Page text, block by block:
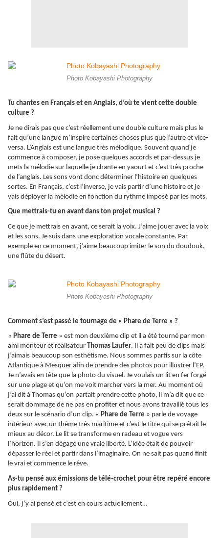
Photo Kobayashi Photography
Tu chantes en Français et en Anglais, d’où te vient cette double
culture ?
Je ne dirais pas que c’est réellement une double culture mais plus le
fait qu’une langue m’inspire certaines choses plus que l’autre et vice-
versa. L’Anglais est une langue très mélodique. Souvent quand je
commence à composer, je pose quelques accords et par-dessus je
mets la mélodie sur laquelle je chante en yaourt et c’est très proche
de l’anglais. Les sons vont donc déterminer l’histoire en quelques
sortes. En Français, c’est l’inverse, je vais partir d’une histoire et je
vais déployer la mélodie en fonction du rythme imposé par les mots.
Que mettrais-tu en avant dans ton projet musical ?
Ce que je mettrais en avant, ce serait la voix. J’aime jouer avec la voix
et les sons. Je suis dans une exploration vocale constante. Par
exemple en ce moment, j’aime beaucoup imiter le son du doudouk,
une flûte du désert.
Photo Kobayashi Photography
Comment s’est passé le tournage de « Phare de Terre » ?
« Phare de Terre » est mon deuxième clip et il a été tourné par mon
ami monteur et réalisateur Thomas Laufer. Il a fait peu de clips mais
j’aimais beaucoup son esthétisme. Nous sommes partis sur la côte
Atlantique à Mesquer afin de prendre des photos pour illustrer l’EP.
Je n’avais en tête que la photo du visuel. Je voulais un lit en fer forgé
sur une plage et qu’on me voit marcher vers la mer. Au moment où
j’ai dit à Thomas qu’on partait prendre cette photo, il m’a dit que ce
serait dommage de ne pas en profiter et nous avons travaillé tous les
deux sur le scénario d’un clip. « Phare de Terre » parle de voyage
intérieur avec un thème très maritime et c’est le titre qui se prêtait le
mieux au décor. Le lit se transforme en radeau et vogue vers
l’horizon. Il s’en dégage une vraie liberté. L’idée était de pouvoir
dépasser le réel et partir dans l’imaginaire. On ne sait pas quand finit
le vrai et commence le rêve.
As-tu pensé aux émissions de télé-crochet pour être repéré encore
plus rapidement ?
Oui, j’y ai pensé et c’est en cours actuellement…